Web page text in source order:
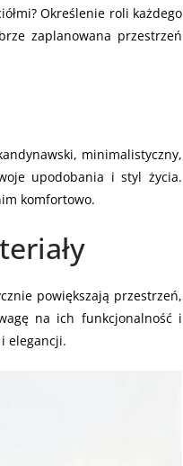
Określenie roli każdego
zaplanowana przestrzeń
minimalistyczny,
upodobania i styl życia.
komfortowo.
powiększają przestrzeń,
na ich funkcjonalność i
elegancji.